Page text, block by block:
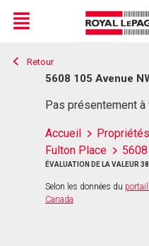
Live
En Direct
Menu
Retour
5608 105 Avenue
Pas présentement à
Accueil Propriétés
Fulton Place
ÉVALUATION DE LA VALEUR
Selon les données du
Canada